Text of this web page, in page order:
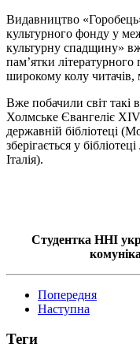
Видавництво
культурного фонду у
культурну спадщину»
пам’ятки літературного
широкому колу читачів,
Вже побачили світ такі
Холмське Євангеліє XIV
державній бібліотеці
зберігається у
Італія).
Студентка ННІ
Попередня
Наступна
Теги